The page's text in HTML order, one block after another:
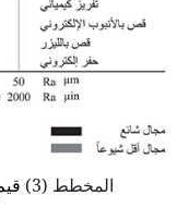
المخطط (3)